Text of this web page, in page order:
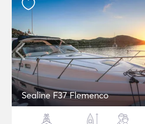
Sealine F37 Flemenco